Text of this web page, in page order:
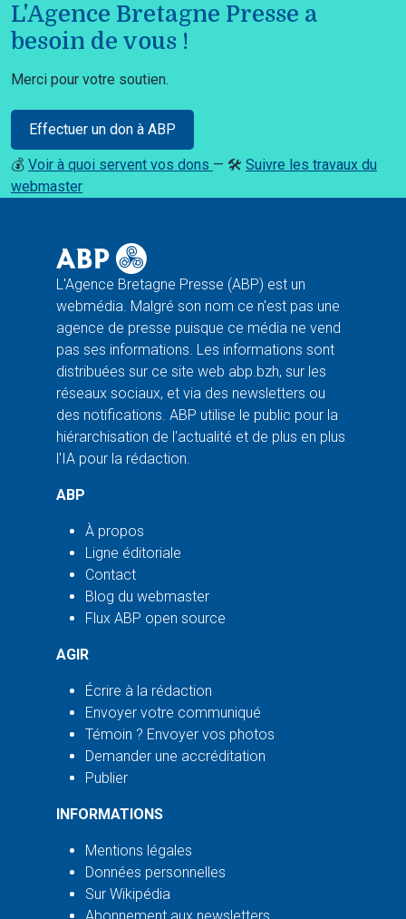
L'Agence Bretagne Presse a
besoin de vous !
Merci pour votre soutien.
Effectuer un don à ABP
💰 Voir à quoi servent vos dons — 🛠️ Suivre les travaux du
webmaster
L'Agence Bretagne Presse (ABP) est un
webmédia. Malgré son nom ce n'est pas une
agence de presse puisque ce média ne vend
pas ses informations. Les informations sont
distribuées sur ce site web abp.bzh, sur les
réseaux sociaux, et via des newsletters ou
des notifications. ABP utilise le public pour la
hiérarchisation de l'actualité et de plus en plus
l'IA pour la rédaction.
ABP
À propos
Ligne éditoriale
Contact
Blog du webmaster
Flux ABP open source
AGIR
Écrire à la rédaction
Envoyer votre communiqué
Témoin ? Envoyer vos photos
Demander une accréditation
Publier
INFORMATIONS
Mentions légales
Données personnelles
Sur Wikipédia